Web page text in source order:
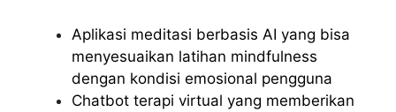
Aplikasi meditasi berbasis AI yang bisa
menyesuaikan latihan mindfulness
dengan kondisi emosional pengguna
Chatbot terapi virtual yang memberikan